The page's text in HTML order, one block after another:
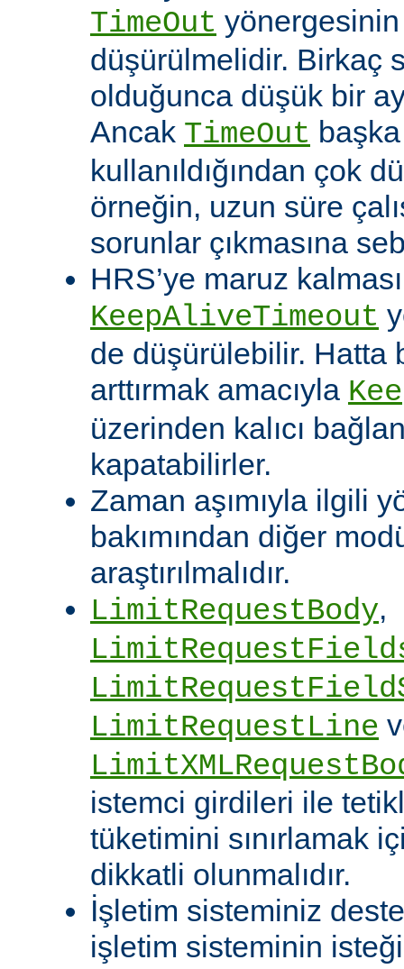
TimeOut
düşürülmelidir. Birkaç
olduğunca düşük bir
Ancak TimeOut
kullanıldığından çok
örneğin, uzun süre
sorunlar çıkmasına
HRS’ye maruz
KeepAliveTimeout
de düşürülebilir. Hatta
arttırmak amacıyla
üzerinden kalıcı
kapatabilirler.
Zaman aşımıyla ilgili
bakımından diğer
araştırılmalıdır.
LimitRequestBody,
LimitRequestLine
istemci girdileri ile
tüketimini sınırlamak
dikkatli olunmalıdır.
İşletim sisteminiz
işletim sisteminin isteği